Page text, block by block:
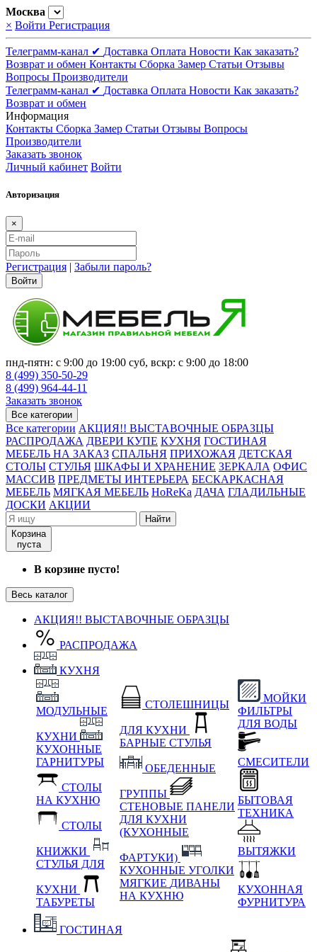
Москва
× Войти Регистрация
Телеграмм-канал ✔ Доставка Оплата Новости Как заказать?
Возврат и обмен Контакты Сборка Замер Статьи Отзывы
Вопросы Производители
Телеграмм-канал ✔ Доставка Оплата Новости Как заказать?
Возврат и обмен
Информация
Контакты Сборка Замер Статьи Отзывы Вопросы
Производители
Заказать звонок
Личный кабинет Войти
Авторизация
×
Регистрация | Забыли пароль?
Войти
пнд-пятн: с 9:00 до 19:00 суб, вскр: с 9:00 до 18:00
8 (499) 350-50-29
8 (499) 964-44-11
Заказать звонок
Все категории
Все категории АКЦИЯ!! ВЫСТАВОЧНЫЕ ОБРАЗЦЫ
РАСПРОДАЖА ДВЕРИ КУПЕ КУХНЯ ГОСТИНАЯ
МЕБЕЛЬ НА ЗАКАЗ СПАЛЬНЯ ПРИХОЖАЯ ДЕТСКАЯ
СТОЛЫ СТУЛЬЯ ШКАФЫ И ХРАНЕНИЕ ЗЕРКАЛА ОФИС
МАССИВ ПРЕДМЕТЫ ИНТЕРЬЕРА БЕСКАРКАСНАЯ
МЕБЕЛЬ МЯГКАЯ МЕБЕЛЬ HoReKa ДАЧА ГЛАДИЛЬНЫЕ
ДОСКИ АКЦИИ
Найти
Корзина
пуста
В корзине пусто!
Весь каталог
АКЦИЯ!! ВЫСТАВОЧНЫЕ ОБРАЗЦЫ
РАСПРОДАЖА
КУХНЯ
МОДУЛЬНЫЕ
КУХНИ
КУХОННЫЕ
ГАРНИТУРЫ
СТОЛЫ
НА КУХНЮ
СТОЛЫ
КНИЖКИ
СТУЛЬЯ ДЛЯ
КУХНИ
ТАБУРЕТЫ
СТОЛЕШНИЦЫ
ДЛЯ КУХНИ
БАРНЫЕ СТУЛЬЯ
ОБЕДЕННЫЕ
ГРУППЫ
СТЕНОВЫЕ ПАНЕЛИ
ДЛЯ КУХНИ
(КУХОННЫЕ
ФАРТУКИ)
КУХОННЫЕ УГОЛКИ
МЯГКИЕ ДИВАНЫ
НА КУХНЮ
МОЙКИ
ФИЛЬТРЫ
ДЛЯ ВОДЫ
СМЕСИТЕЛИ
БЫТОВАЯ
ТЕХНИКА
ВЫТЯЖКИ
КУХОННАЯ
ФУРНИТУРА
ГОСТИНАЯ